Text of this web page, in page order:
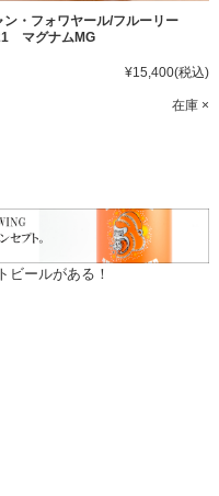
ン・フォワヤール/フルーリー
マグナムMG
¥15,400(税込)
在庫 ×
ビールがある！